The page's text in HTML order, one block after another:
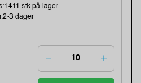
stk på lager.
3 dager